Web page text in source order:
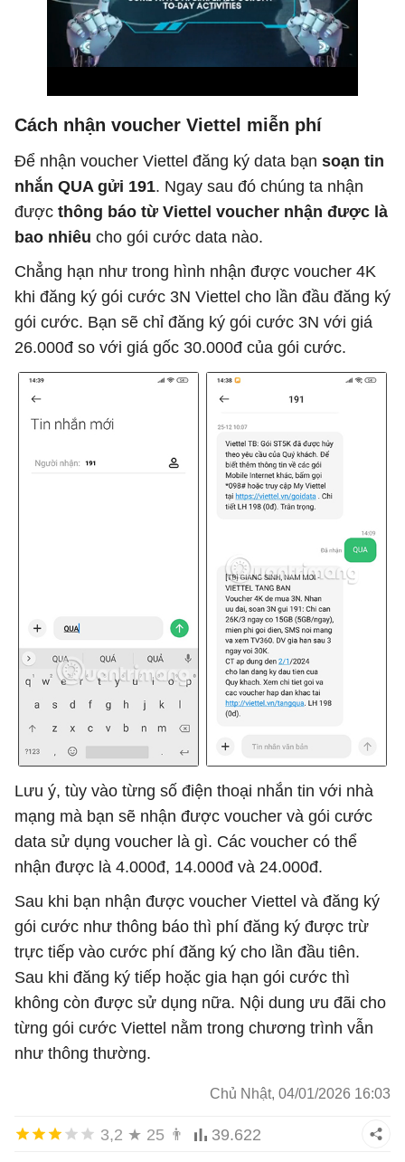
Cách nhận voucher Viettel miễn phí
Để nhận voucher Viettel đăng ký data bạn soạn tin
nhắn QUA gửi 191. Ngay sau đó chúng ta nhận
được thông báo từ Viettel voucher nhận được là
bao nhiêu cho gói cước data nào.
Chẳng hạn như trong hình nhận được voucher 4K
khi đăng ký gói cước 3N Viettel cho lần đầu đăng ký
gói cước. Bạn sẽ chỉ đăng ký gói cước 3N với giá
26.000đ so với giá gốc 30.000đ của gói cước.
Lưu ý, tùy vào từng số điện thoại nhắn tin với nhà
mạng mà bạn sẽ nhận được voucher và gói cước
data sử dụng voucher là gì. Các voucher có thể
nhận được là 4.000đ, 14.000đ và 24.000đ.
Sau khi bạn nhận được voucher Viettel và đăng ký
gói cước như thông báo thì phí đăng ký được trừ
trực tiếp vào cước phí đăng ký cho lần đầu tiên.
Sau khi đăng ký tiếp hoặc gia hạn gói cước thì
không còn được sử dụng nữa. Nội dung ưu đãi cho
từng gói cước Viettel nằm trong chương trình vẫn
như thông thường.
Chủ Nhật, 04/01/2026 16:03
3,2 ★ 25 👨 39.622